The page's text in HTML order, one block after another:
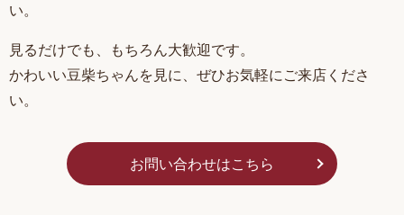
い。
見るだけでも、もちろん大歓迎です。
かわいい豆柴ちゃんを見に、ぜひお気軽にご来店くださ
い。
お問い合わせはこちら